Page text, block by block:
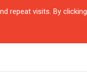
İÇINDEN SÖYLEŞI
repeat visits. By clicking